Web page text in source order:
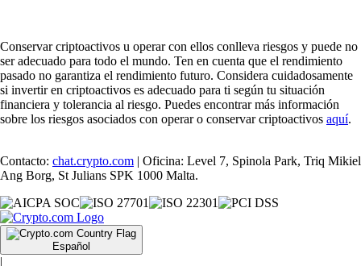
Conservar criptoactivos u operar con ellos conlleva riesgos y puede no
ser adecuado para todo el mundo. Ten en cuenta que el rendimiento
pasado no garantiza el rendimiento futuro. Considera cuidadosamente
si invertir en criptoactivos es adecuado para ti según tu situación
financiera y tolerancia al riesgo. Puedes encontrar más información
sobre los riesgos asociados con operar o conservar criptoactivos aquí.
Contacto: chat.crypto.com | Oficina: Level 7, Spinola Park, Triq Mikiel
Ang Borg, St Julians SPK 1000 Malta.
Español
|